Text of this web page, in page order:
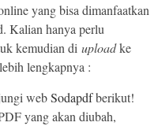
yang bisa dimanfaatkan
Kalian hanya perlu
kemudian di uploadke
lengkapnya :
webSodapdfberikut!
yang akan diubah,